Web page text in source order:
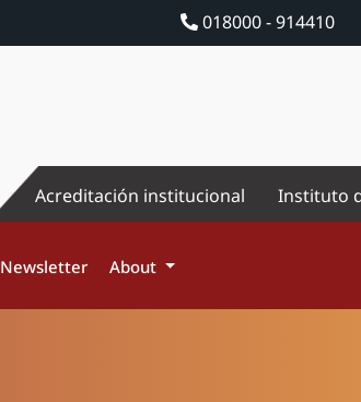
018000 - 914410
Acreditación institucional Instituto
Newsletter About